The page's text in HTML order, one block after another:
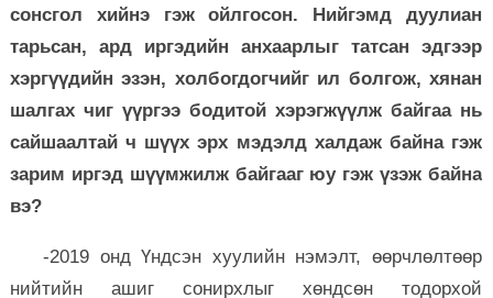
сонсгол хийнэ гэж ойлгосон. Нийгэмд дуулиан
тарьсан, ард иргэдийн анхаарлыг татсан эдгээр
хэргүүдийн эзэн, холбогдогчийг ил болгож, хянан
шалгах чиг үүргээ бодитой хэрэгжүүлж байгаа нь
сайшаалтай ч шүүх эрх мэдэлд халдаж байна гэж
зарим иргэд шүүмжилж байгааг юу гэж үзэж байна
вэ?
-2019 онд Үндсэн хуулийн нэмэлт, өөрчлөлтөөр
нийтийн ашиг сонирхлыг хөндсөн тодорхой